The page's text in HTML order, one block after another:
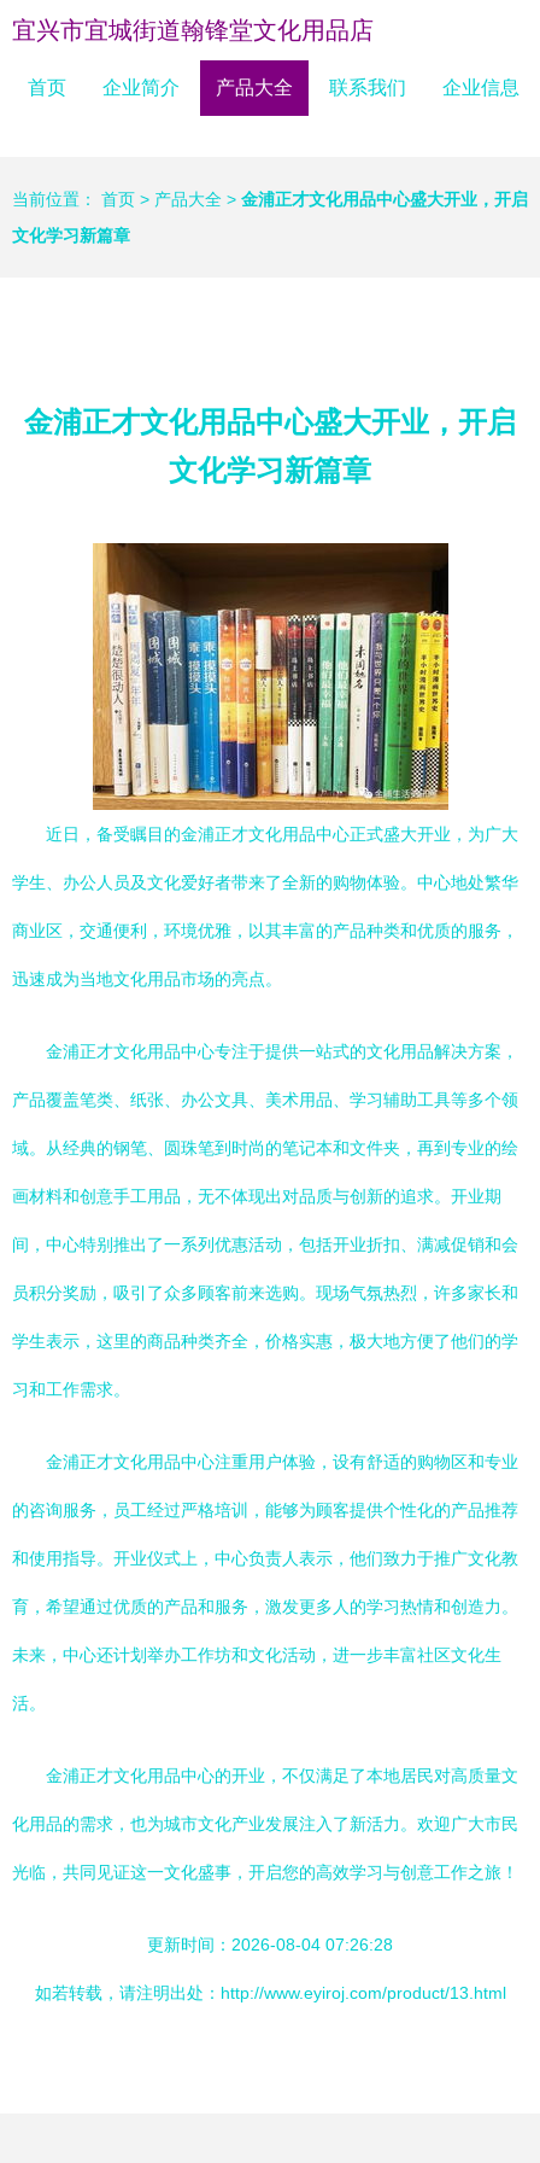
宜兴市宜城街道翰锋堂文化用品店
首页 企业简介 产品大全 联系我们 企业信息
当前位置： 首页 > 产品大全 > 金浦正才文化用品中心盛大开业，开启
文化学习新篇章
金浦正才文化用品中心盛大开业，开启
文化学习新篇章
近日，备受瞩目的金浦正才文化用品中心正式盛大开业，为广大
学生、办公人员及文化爱好者带来了全新的购物体验。中心地处繁华
商业区，交通便利，环境优雅，以其丰富的产品种类和优质的服务，
迅速成为当地文化用品市场的亮点。
金浦正才文化用品中心专注于提供一站式的文化用品解决方案，
产品覆盖笔类、纸张、办公文具、美术用品、学习辅助工具等多个领
域。从经典的钢笔、圆珠笔到时尚的笔记本和文件夹，再到专业的绘
画材料和创意手工用品，无不体现出对品质与创新的追求。开业期
间，中心特别推出了一系列优惠活动，包括开业折扣、满减促销和会
员积分奖励，吸引了众多顾客前来选购。现场气氛热烈，许多家长和
学生表示，这里的商品种类齐全，价格实惠，极大地方便了他们的学
习和工作需求。
金浦正才文化用品中心注重用户体验，设有舒适的购物区和专业
的咨询服务，员工经过严格培训，能够为顾客提供个性化的产品推荐
和使用指导。开业仪式上，中心负责人表示，他们致力于推广文化教
育，希望通过优质的产品和服务，激发更多人的学习热情和创造力。
未来，中心还计划举办工作坊和文化活动，进一步丰富社区文化生
活。
金浦正才文化用品中心的开业，不仅满足了本地居民对高质量文
化用品的需求，也为城市文化产业发展注入了新活力。欢迎广大市民
光临，共同见证这一文化盛事，开启您的高效学习与创意工作之旅！
更新时间：2026-08-04 07:26:28
如若转载，请注明出处：http://www.eyiroj.com/product/13.html